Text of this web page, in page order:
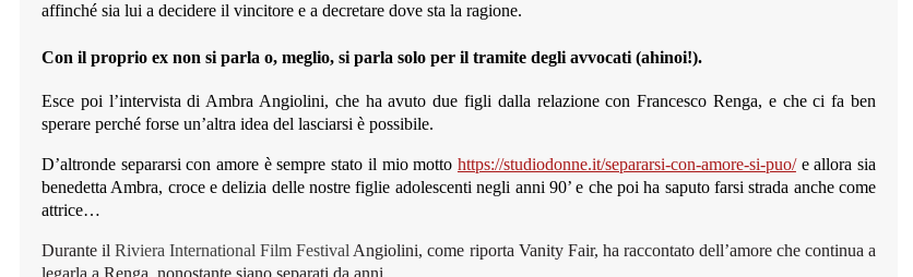
affinché sia lui a decidere il vincitore e a decretare dove sta la ragione.
Con il proprio ex non si parla o, meglio, si parla solo per il tramite degli avvocati (ahinoi!).
Esce poi l’intervista di Ambra Angiolini, che ha avuto due figli dalla relazione con Francesco Renga, e che ci fa ben
sperare perché forse un’altra idea del lasciarsi è possibile.
D’altronde separarsi con amore è sempre stato il mio motto https://studiodonne.it/separarsi-con-amore-si-puo/e allora sia
benedetta Ambra, croce e delizia delle nostre figlie adolescenti negli anni 90’ e che poi ha saputo farsi strada anche come
attrice…
Durante ilRiviera International Film Festival Angiolini, come riporta Vanity Fair, ha raccontato dell’amore che continua a
legarla a Renga, nonostante siano separati da anni.